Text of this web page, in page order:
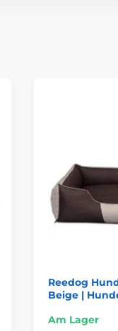
Reedog
Beige |
Am Lager